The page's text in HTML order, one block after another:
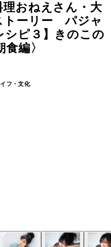
理おねえさん・大
トーリー パジャ
ピ３】きのこの
編〉
フ・文化